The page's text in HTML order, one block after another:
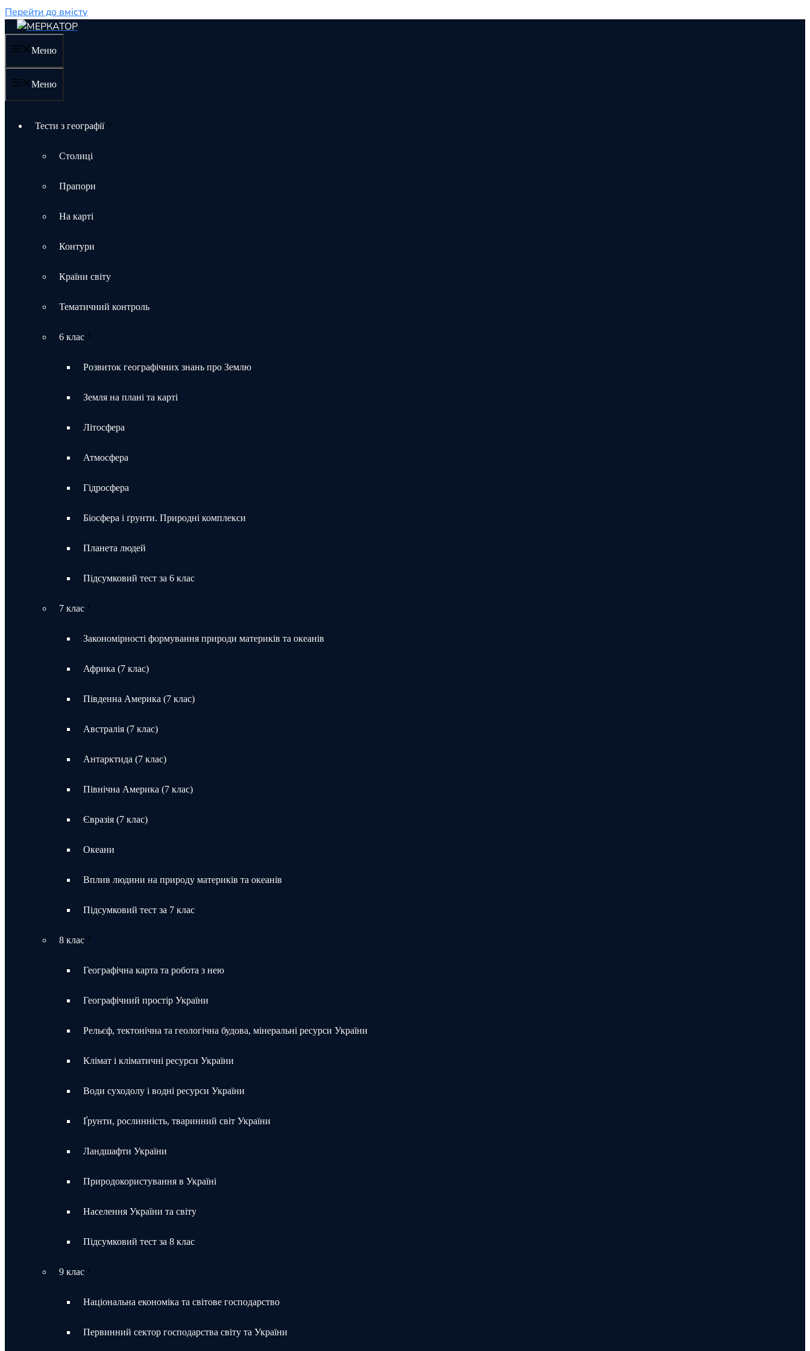
Перейти до вмісту
Меню
Меню
Тести з географії
Столиці
Прапори
На карті
Контури
Країни світу
Тематичний контроль
6 клас
Розвиток географічних знань про Землю
Земля на плані та карті
Літосфера
Атмосфера
Гідросфера
Біосфера і ґрунти. Природні комплекси
Планета людей
Підсумковий тест за 6 клас
7 клас
Закономірності формування природи материків та океанів
Африка (7 клас)
Південна Америка (7 клас)
Австралія (7 клас)
Антарктида (7 клас)
Північна Америка (7 клас)
Євразія (7 клас)
Океани
Вплив людини на природу материків та океанів
Підсумковий тест за 7 клас
8 клас
Географічна карта та робота з нею
Географічний простір України
Рельєф, тектонічна та геологічна будова, мінеральні ресурси України
Клімат і кліматичні ресурси України
Води суходолу і водні ресурси України
Ґрунти, рослинність, тваринний світ України
Ландшафти України
Природокористування в Україні
Населення України та світу
Підсумковий тест за 8 клас
9 клас
Національна економіка та світове господарство
Первинний сектор господарства світу та України